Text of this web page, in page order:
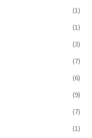
(1)
(1)
(3)
(7)
(6)
(9)
(7)
(1)